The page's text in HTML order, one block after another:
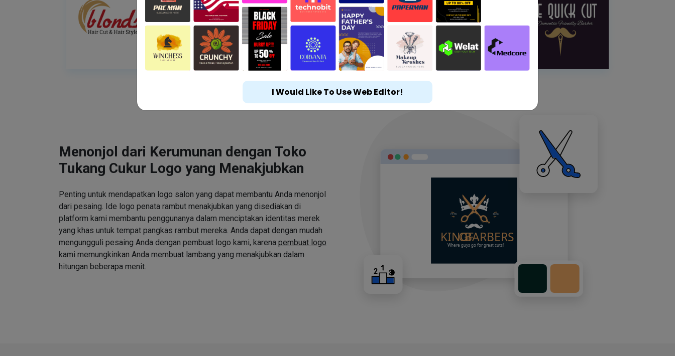
Menonjol dari Kerumunan dengan Toko
Tukang Cukur Logo yang Menakjubkan
Penting untuk mendapatkan logo salon yang dapat membantu Anda menonjol
dari pesaing. Ide logo penata rambut menakjubkan yang disediakan di
platform kami membantu penggunanya dalam menciptakan identitas merek
yang khas untuk tempat pangkas rambut mereka. Anda dapat dengan mudah
mengungguli pesaing Anda dengan pembuat logo kami, karena pembuat logo
kami memungkinkan Anda membuat lambang yang menakjubkan dalam
hitungan beberapa menit.
I Would Like To Use Web Editor!